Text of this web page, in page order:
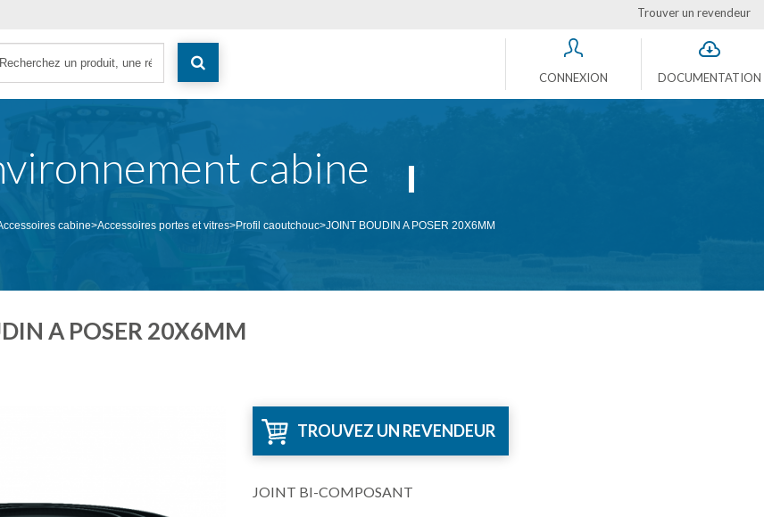
Trouver un revendeur
CONNEXION DOCUMENTATION
cabine
cabine>Accessoires portes et vitres>Profil caoutchouc>JOINT BOUDIN A POSER 20X6MM
A POSER 20X6MM
TROUVEZ UN REVENDEUR
JOINT BI-COMPOSANT